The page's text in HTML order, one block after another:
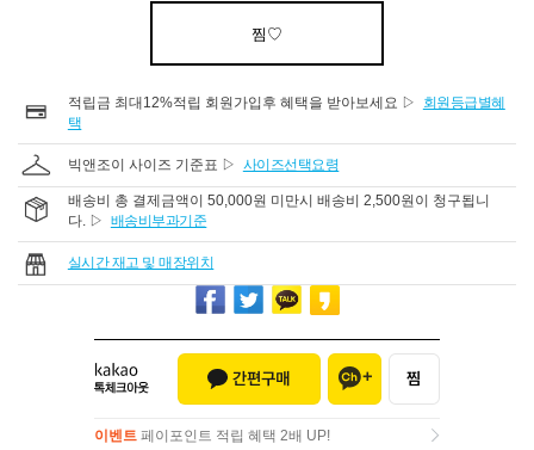
찜♡
적립금 최대12%적립 회원가입후 혜택을 받아보세요 ▷
회원등급별혜
택
빅앤조이 사이즈 기준표 ▷ 사이즈선택요령
배송비 총 결제금액이 50,000원 미만시 배송비 2,500원이 청구됩니
다. ▷ 배송비부과기준
실시간 재고 및 매장위치
이벤트 페이포인트 적립 혜택 2배 UP!